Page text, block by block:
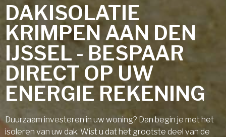
DAKISOLATIE
KRIMPEN AAN DEN
IJSSEL - BESPAAR
DIRECT OP UW
ENERGIE REKENING
Duurzaam investeren in uw woning? Dan begin je met het
isoleren van uw dak. Wist u dat het grootste deel van de